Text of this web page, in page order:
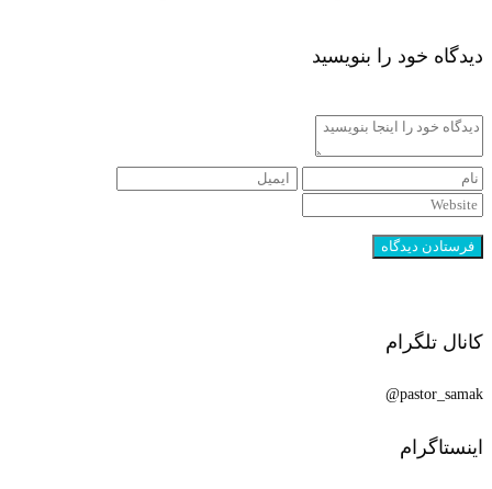
دیدگاه خود را بنویسید
کانال تلگرام
pastor_samak@
اینستاگرام